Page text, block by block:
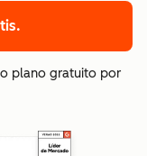
o plano gratuito por